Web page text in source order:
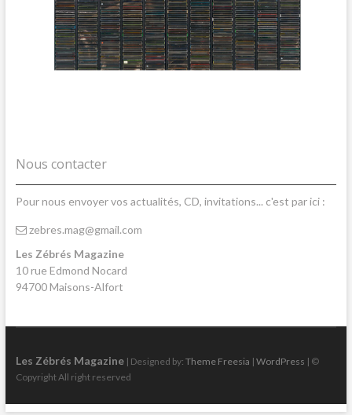
Nous contacter
Pour nous envoyer vos actualités, CD, invitations... c'est par ici :
zebres.mag@gmail.com
Les Zébrés Magazine
10 rue Edmond Nocard
94700 Maisons-Alfort
Les Zébrés Magazine| Designed by: Theme Freesia | WordPress | ©
Copyright All right reserved